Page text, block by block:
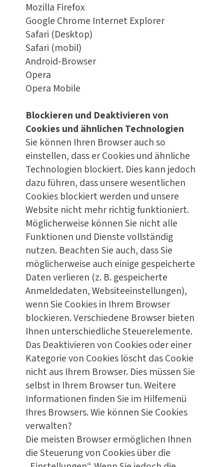
Mozilla Firefox
Google Chrome Internet Explorer
Safari (Desktop)
Safari (mobil)
Android-Browser
Opera
Opera Mobile
Blockieren und Deaktivieren von
Cookies und ähnlichen Technologien
Sie können Ihren Browser auch so
einstellen, dass er Cookies und ähnliche
Technologien blockiert. Dies kann jedoch
dazu führen, dass unsere wesentlichen
Cookies blockiert werden und unsere
Website nicht mehr richtig funktioniert.
Möglicherweise können Sie nicht alle
Funktionen und Dienste vollständig
nutzen. Beachten Sie auch, dass Sie
möglicherweise auch einige gespeicherte
Daten verlieren (z. B. gespeicherte
Anmeldedaten, Websiteeinstellungen),
wenn Sie Cookies in Ihrem Browser
blockieren. Verschiedene Browser bieten
Ihnen unterschiedliche Steuerelemente.
Das Deaktivieren von Cookies oder einer
Kategorie von Cookies löscht das Cookie
nicht aus Ihrem Browser. Dies müssen Sie
selbst in Ihrem Browser tun. Weitere
Informationen finden Sie im Hilfemenü
Ihres Browsers. Wie können Sie Cookies
verwalten?
Die meisten Browser ermöglichen Ihnen
die Steuerung von Cookies über die